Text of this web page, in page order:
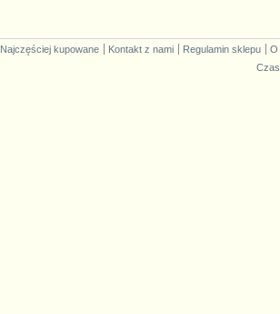
Najczęściej kupowane Kontakt z nami Regulamin sklepu
O